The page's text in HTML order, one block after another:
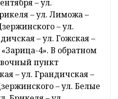
– ул.
– ул. Лиможа –
– ул.
– ул. Гожская –
4». В обратном
пункт
– ул. Грандичская –
– ул. Белые